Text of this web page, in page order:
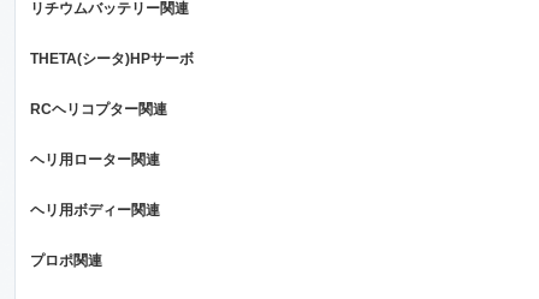
リチウムバッテリー関連
THETA(シータ)HPサーボ
RCヘリコプター関連
ヘリ用ローター関連
ヘリ用ボディー関連
プロポ関連